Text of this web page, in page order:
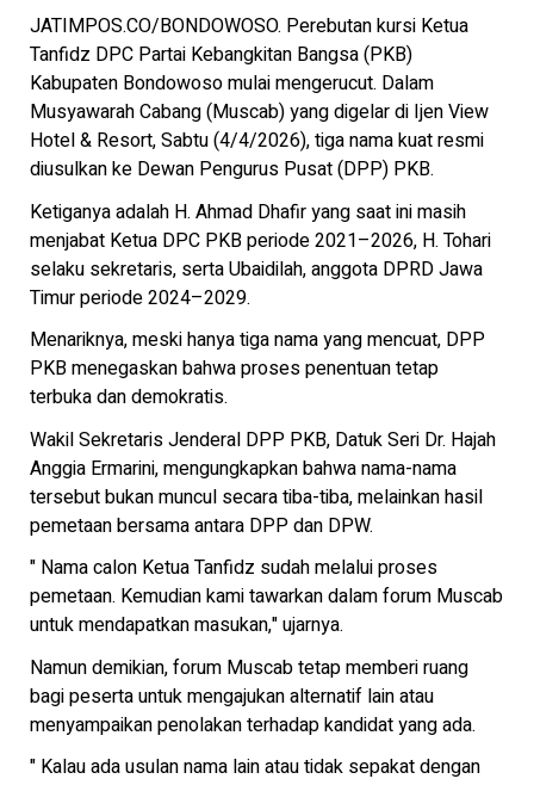
JATIMPOS.CO/BONDOWOSO. Perebutan kursi Ketua
Tanfidz DPC Partai Kebangkitan Bangsa (PKB)
Kabupaten Bondowoso mulai mengerucut. Dalam
Musyawarah Cabang (Muscab) yang digelar di Ijen View
Hotel & Resort, Sabtu (4/4/2026), tiga nama kuat resmi
diusulkan ke Dewan Pengurus Pusat (DPP) PKB.
Ketiganya adalah H. Ahmad Dhafir yang saat ini masih
menjabat Ketua DPC PKB periode 2021–2026, H. Tohari
selaku sekretaris, serta Ubaidilah, anggota DPRD Jawa
Timur periode 2024–2029.
Menariknya, meski hanya tiga nama yang mencuat, DPP
PKB menegaskan bahwa proses penentuan tetap
terbuka dan demokratis.
Wakil Sekretaris Jenderal DPP PKB, Datuk Seri Dr. Hajah
Anggia Ermarini, mengungkapkan bahwa nama-nama
tersebut bukan muncul secara tiba-tiba, melainkan hasil
pemetaan bersama antara DPP dan DPW.
" Nama calon Ketua Tanfidz sudah melalui proses
pemetaan. Kemudian kami tawarkan dalam forum Muscab
untuk mendapatkan masukan," ujarnya.
Namun demikian, forum Muscab tetap memberi ruang
bagi peserta untuk mengajukan alternatif lain atau
menyampaikan penolakan terhadap kandidat yang ada.
" Kalau ada usulan nama lain atau tidak sepakat dengan